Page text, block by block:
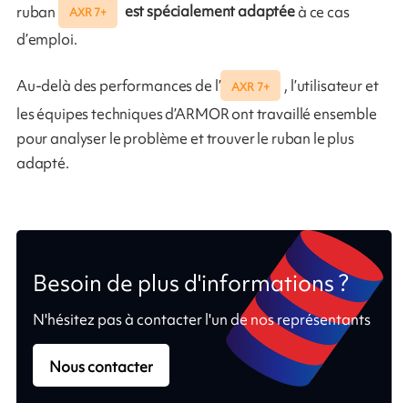
ruban
AXR 7+ est spécialement adaptéeà ce cas
d’emploi.
Au-delà des performances de l’ AXR 7+
, l’utilisateur et
les équipes techniques d’ARMOR ont travaillé ensemble
pour analyser le problème et trouver le ruban le plus
adapté.
Besoin de plus d'informations ?
N'hésitez pas à contacter l'un de nos représentants
Nous contacter